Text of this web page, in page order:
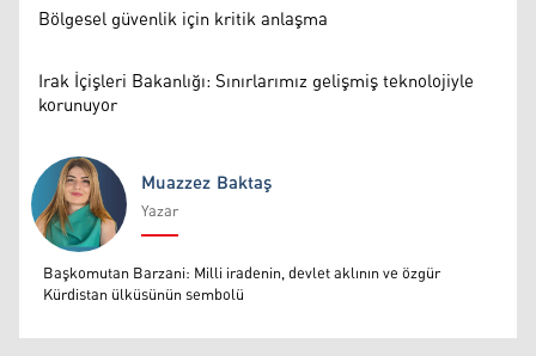
Bölgesel güvenlik için kritik anlaşma
Irak İçişleri Bakanlığı: Sınırlarımız gelişmiş teknolojiyle
korunuyor
Muazzez Baktaş
Muazzez Baktaş
Yazar
Başkomutan Barzani: Milli iradenin, devlet aklının ve özgür
Kürdistan ülküsünün sembolü